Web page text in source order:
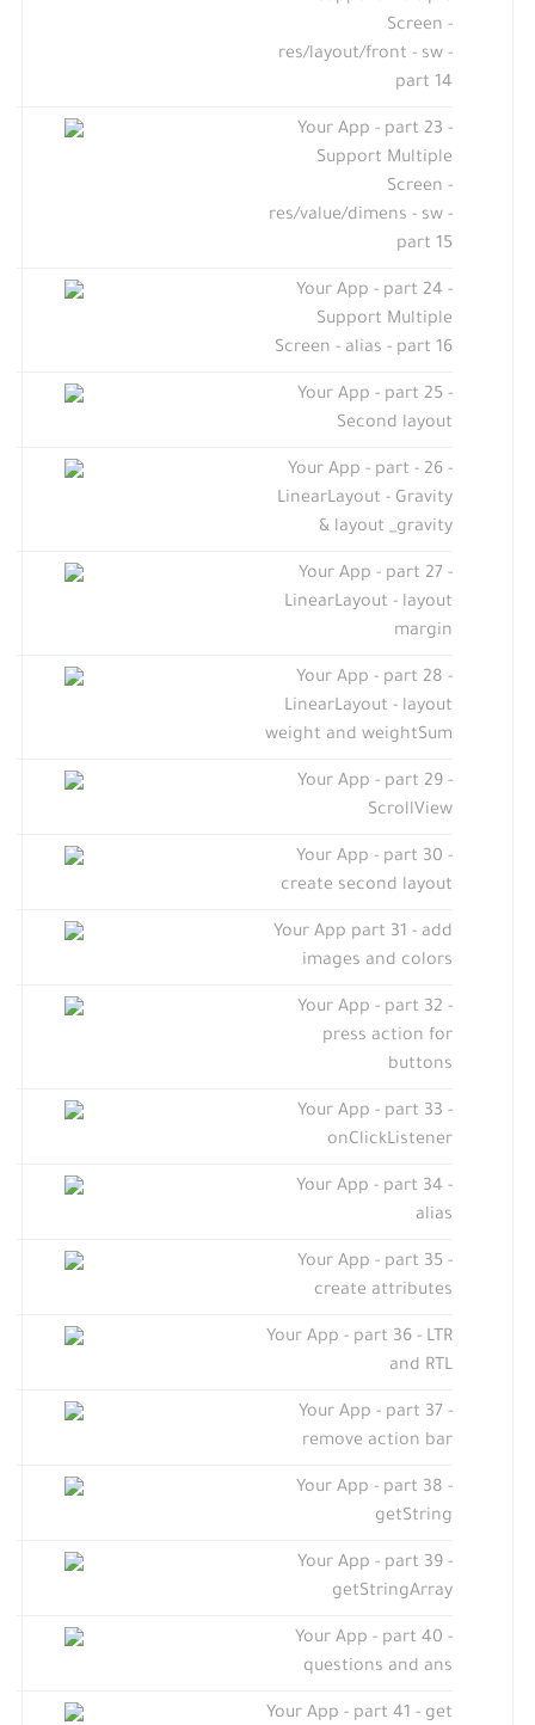
Screen -
res/layout/front - sw -
part 14
Your App - part 23 -
Support Multiple
Screen -
res/value/dimens - sw -
part 15
Your App - part 24 -
Support Multiple
Screen - alias - part 16
Your App - part 25 -
Second layout
Your App - part - 26 -
LinearLayout - Gravity
& layout _gravity
Your App - part 27 -
LinearLayout - layout
margin
Your App - part 28 -
LinearLayout - layout
weight and weightSum
Your App - part 29 -
ScrollView
Your App - part 30 -
create second layout
Your App part 31 - add
images and colors
Your App - part 32 -
press action for
buttons
Your App - part 33 -
onClickListener
Your App - part 34 -
alias
Your App - part 35 -
create attributes
Your App - part 36 - LTR
and RTL
Your App - part 37 -
remove action bar
Your App - part 38 -
getString
Your App - part 39 -
getStringArray
Your App - part 40 -
questions and ans
Your App - part 41 - get